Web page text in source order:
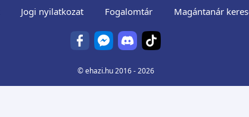
Jogi nyilatkozat Fogalomtár Magántanár
©ehazi.hu2016 - 2026